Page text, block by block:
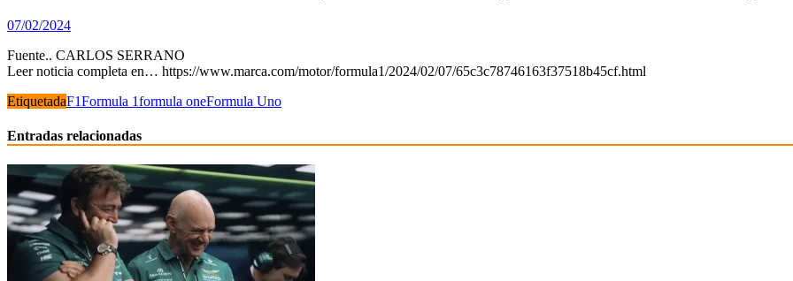
07/02/2024
Fuente.. CARLOS SERRANO
Leer noticia completa en… https://www.marca.com/motor/formula1/2024/02/07/65c3c78746163f37518b45cf.html
EtiquetadaF1Formula 1formula oneFormula Uno
Entradas relacionadas